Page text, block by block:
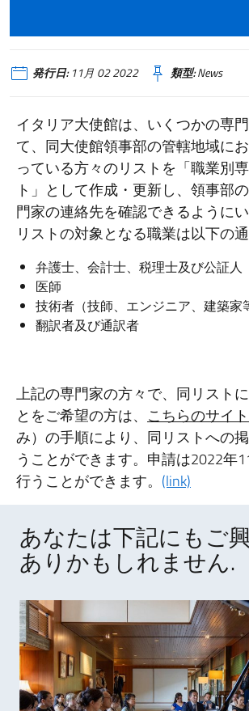
発行日:11月 02 2022 類型:News
イタリア大使館は、いくつかの専
て、同大使館領事部の管轄地域に
っている方々のリストを「職業別
ト」として作成・更新し、領事部
門家の連絡先を確認できるように
リストの対象となる職業は以下の通
弁護士、会計士、税理士及び公証人
医師
技術者（技師、エンジニア、建築家
翻訳者及び通訳者
上記の専門家の方々で、同リスト
とをご希望の方は、 こちらのサイト
み）の手順により、同リストへの
うことができます。申請は2022年
行うことができます。 (link)
あなたは下記にもご
ありかもしれません.